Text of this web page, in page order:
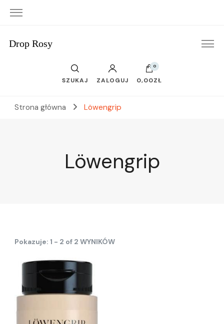
Drop Rosy
SZUKAJ ZALOGUJ
0
0,00ZŁ
Strona główna Löwengrip
Löwengrip
Pokazuje: 1 - 2 of 2 WYNIKÓW